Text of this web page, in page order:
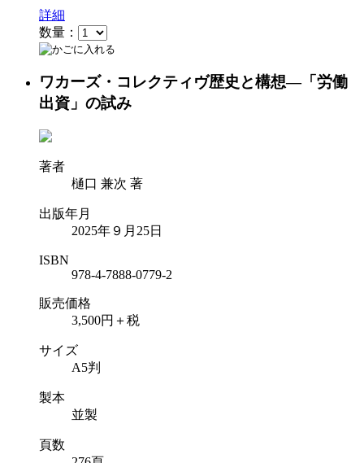
詳細
数量：
ワカーズ・コレクティヴ歴史と構想―「労働
出資」の試み
著者
樋口 兼次 著
出版年月
2025年９月25日
ISBN
978-4-7888-0779-2
販売価格
3,500円＋税
サイズ
A5判
製本
並製
頁数